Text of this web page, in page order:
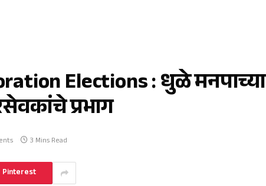
Elections : धुळे मनपाच्या
प्रभाग
3 Mins Read
Pinterest